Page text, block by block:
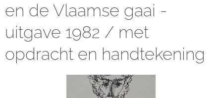
en de Vlaamse gaai -
uitgave 1982 / met
opdracht en handtekening